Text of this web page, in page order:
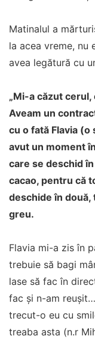
Matinalul a
la acea vreme, nu
avea legătură cu
„Mi-a căzut
Aveam un
cu o fată Flavia (o
avut un moment
care se deschid
cacao, pentru că
deschide în
greu.
Flavia mi-a zis în
trebuie să bagi
lase să fac în
fac și n-am
trecut-o eu cu
treaba asta (n.r